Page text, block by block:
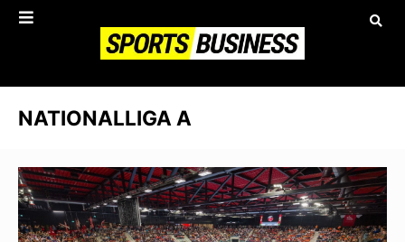
NATIONALLIGA A